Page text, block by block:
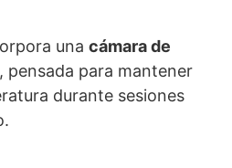
una cámara de
, pensada para mantener
durante sesiones